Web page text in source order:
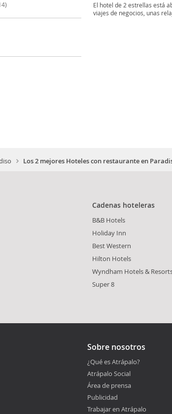
El hotel de 2 estrellas está
viajes de negocios, unas
Los 2 mejores Hoteles con restaurante en
Cadenas hoteleras
B&B Hotels
Holiday Inn
Best Western
Hilton Hotels
Wyndham Hotels &
Super 8
Sobre nosotros
¿Qué es Atrápalo?
Atrápalo Social
Área de prensa
Publicidad
Trabajar en Atrápalo